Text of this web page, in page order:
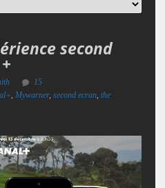
second
15
, Mywarner, second ecran, the